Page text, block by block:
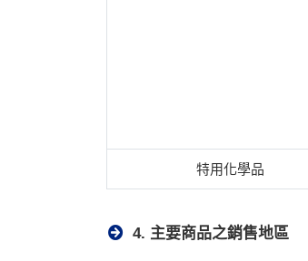
特用化學品
4. 主要商品之銷售地區